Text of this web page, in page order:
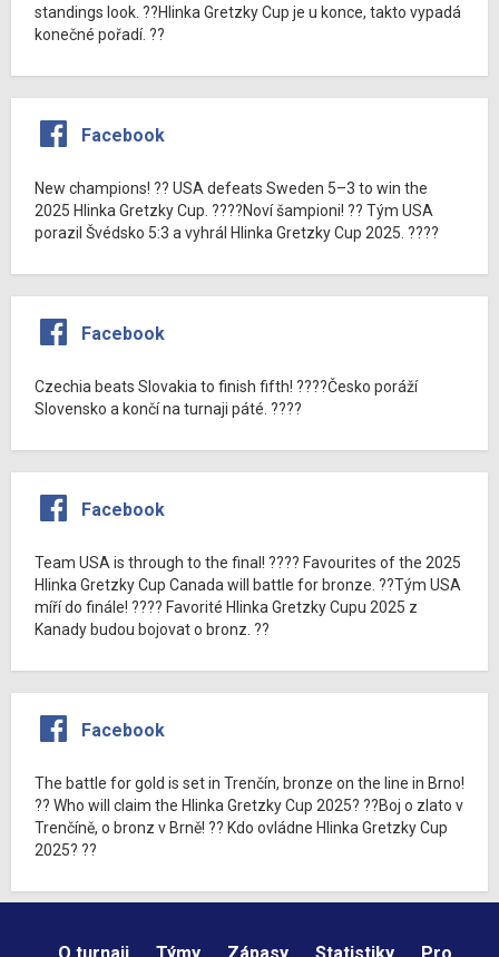
standings look. ??Hlinka Gretzky Cup je u konce, takto vypadá
konečné pořadí. ??
Facebook
New champions! ?? USA defeats Sweden 5–3 to win the
2025 Hlinka Gretzky Cup. ????Noví šampioni! ?? Tým USA
porazil Švédsko 5:3 a vyhrál Hlinka Gretzky Cup 2025. ????
Facebook
Czechia beats Slovakia to finish fifth! ????Česko poráží
Slovensko a končí na turnaji páté. ????
Facebook
Team USA is through to the final! ???? Favourites of the 2025
Hlinka Gretzky Cup Canada will battle for bronze. ??Tým USA
míří do finále! ???? Favorité Hlinka Gretzky Cupu 2025 z
Kanady budou bojovat o bronz. ??
Facebook
The battle for gold is set in Trenčín, bronze on the line in Brno!
?? Who will claim the Hlinka Gretzky Cup 2025? ??Boj o zlato v
Trenčíně, o bronz v Brně! ?? Kdo ovládne Hlinka Gretzky Cup
2025? ??